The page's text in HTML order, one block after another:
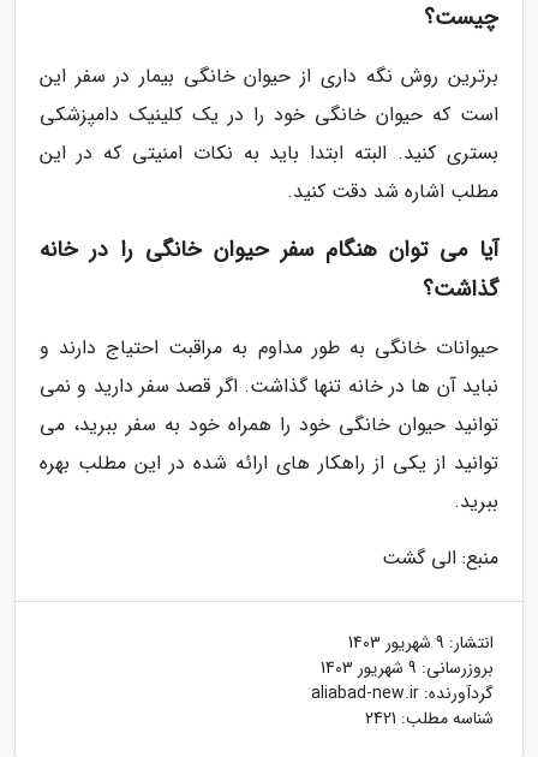
چیست؟
برترین روش نگه داری از حیوان خانگی بیمار در سفر این
است که حیوان خانگی خود را در یک کلینیک دامپزشکی
بستری کنید. البته ابتدا باید به نکات امنیتی که در این
مطلب اشاره شد دقت کنید.
آیا می توان هنگام سفر حیوان خانگی را در خانه
گذاشت؟
حیوانات خانگی به طور مداوم به مراقبت احتیاج دارند و
نباید آن ها در خانه تنها گذاشت. اگر قصد سفر دارید و نمی
توانید حیوان خانگی خود را همراه خود به سفر ببرید، می
توانید از یکی از راهکار های ارائه شده در این مطلب بهره
ببرید.
منبع: الی گشت
انتشار: 9 شهریور 1403
بروزرسانی: 9 شهریور 1403
گردآورنده: aliabad-new.ir
شناسه مطلب: 2421